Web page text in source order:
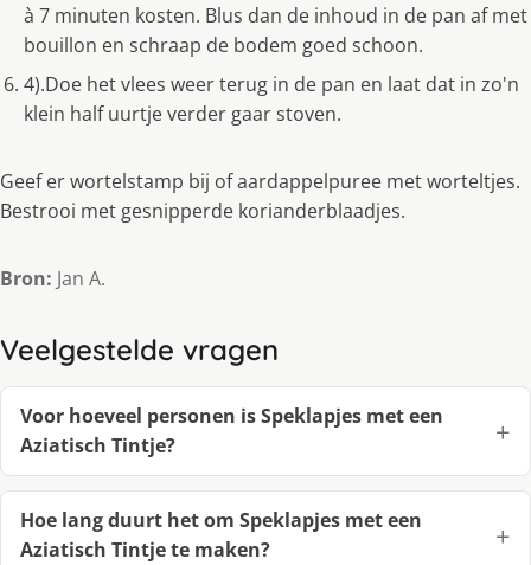
à 7 minuten kosten. Blus dan de inhoud in de pan af met
bouillon en schraap de bodem goed schoon.
4).Doe het vlees weer terug in de pan en laat dat in zo'n
klein half uurtje verder gaar stoven.
Geef er wortelstamp bij of aardappelpuree met worteltjes.
Bestrooi met gesnipperde korianderblaadjes.
Bron: Jan A.
Veelgestelde vragen
Voor hoeveel personen is Speklapjes met een
Aziatisch Tintje?
Hoe lang duurt het om Speklapjes met een
Aziatisch Tintje te maken?